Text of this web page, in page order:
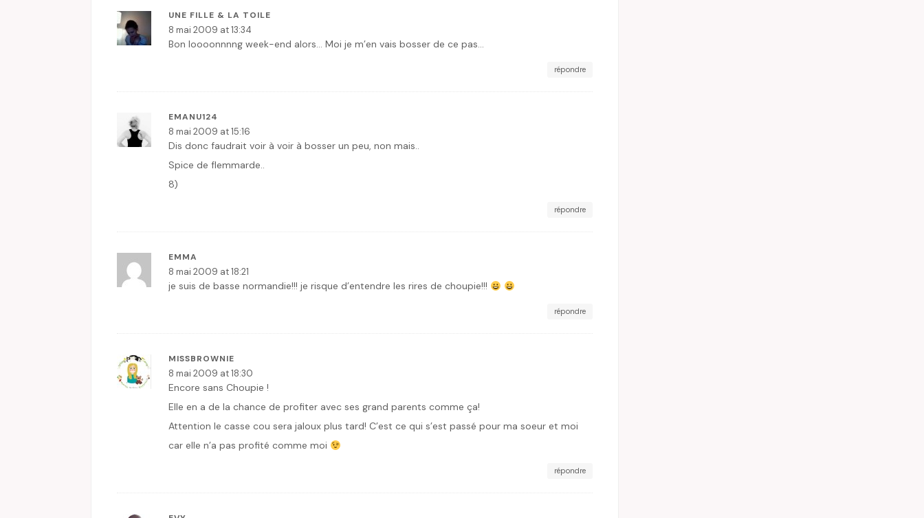
UNE FILLE & LA TOILE
8 mai 2009 at 13:34
Bon loooonnnng week-end alors… Moi je m’en vais bosser de ce pas…
répondre
EMANU124
8 mai 2009 at 15:16
Dis donc faudrait voir à voir à bosser un peu, non mais..
Spice de flemmarde..
8)
répondre
EMMA
8 mai 2009 at 18:21
je suis de basse normandie!!! je risque d’entendre les rires de choupie!!!
répondre
MISSBROWNIE
8 mai 2009 at 18:30
Encore sans Choupie !
Elle en a de la chance de profiter avec ses grand parents comme ça!
Attention le casse cou sera jaloux plus tard! C’est ce qui s’est passé pour ma soeur et moi
car elle n’a pas profité comme moi
répondre